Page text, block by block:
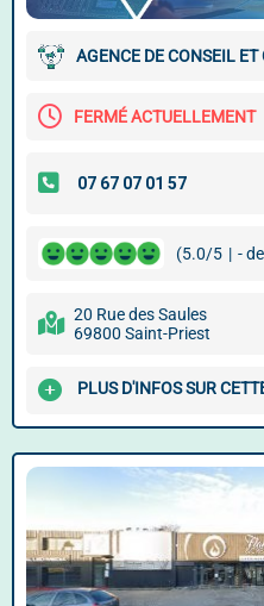
AGENCE DE CONSEIL
FERMÉ ACTUELLEMENT
(5.0/5 | -
20 Rue des Saules
69800 Saint-Priest
PLUS D'INFOS SUR